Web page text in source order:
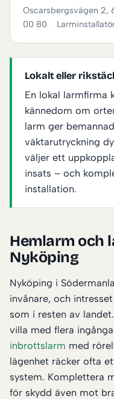
Oscarsbergsvägen 2,
00 80 ·
Lokalt eller
En lokal larmfirma
kännedom om
larm ger
väktarutryckning
väljer ett
insats – och
installation.
Hemlarm och
Nyköping
Nyköping i
invånare, och
som i resten av
villa med flera
inbrottslarm med
lägenhet räcker ofta
system. Komplettera
för skydd även mot